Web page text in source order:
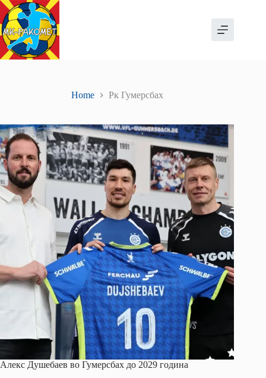
Skip
to
content
Home Рк Гумерсбах
Алекс Душебаев во Гумерсбах до 2029 година